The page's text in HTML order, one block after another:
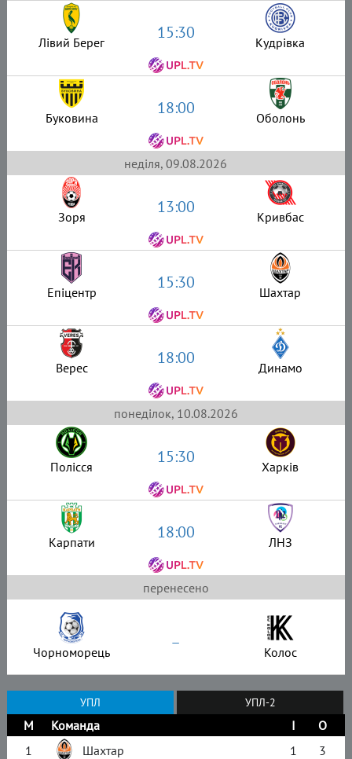
Лівий Берег 15:30 Кудрівка
Буковина 18:00 Оболонь
неділя, 09.08.2026
Зоря 13:00 Кривбас
Епіцентр 15:30 Шахтар
Верес 18:00 Динамо
понеділок, 10.08.2026
Полісся 15:30 Харків
Карпати 18:00 ЛНЗ
перенесено
Чорноморець – Колос
УПЛ УПЛ-2
М Команда І
О
1
Шахтар 1
3